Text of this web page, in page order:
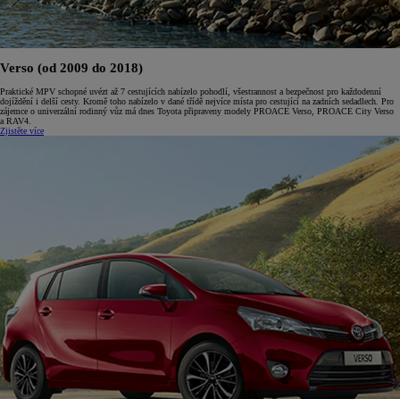
Verso (od 2009 do 2018)
Praktické MPV schopné uvézt až 7 cestujících nabízelo pohodlí, všestrannost a bezpečnost pro každodenní
dojíždění i delší cesty. Kromě toho nabízelo v dané třídě nejvíce místa pro cestující na zadních sedadlech. Pro
zájemce o univerzální rodinný vůz má dnes Toyota připraveny modely PROACE Verso, PROACE City Verso
a RAV4.
Zjistěte více